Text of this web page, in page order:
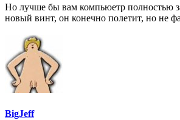
Но лучше бы вам компьюетр полностью
новый винт, он конечно полетит, но не
BigJeff